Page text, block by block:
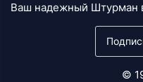
Ваш надежный Штурман
©